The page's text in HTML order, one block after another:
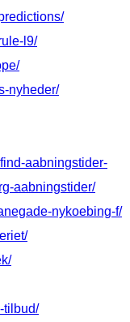
l9/
nyheder/
aabningstider-
aabningstider/
nykoebing-f/
tilbud/